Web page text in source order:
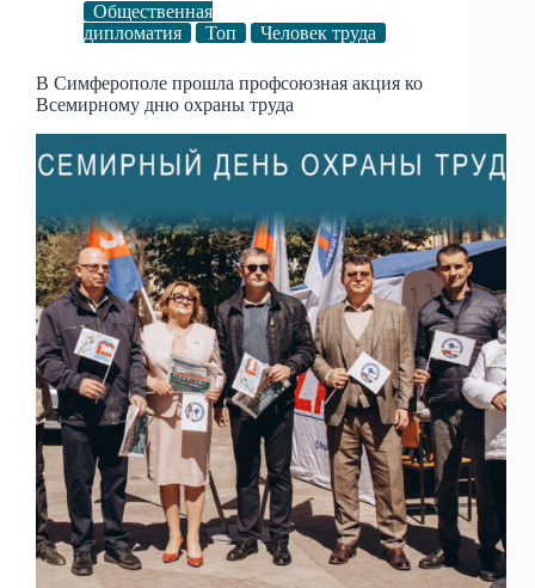
Общественная
дипломатия
Топ Человек труда
В Симферополе прошла профсоюзная акция ко
Всемирному дню охраны труда